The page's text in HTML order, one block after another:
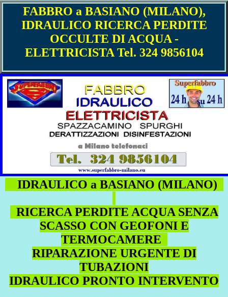
FABBRO a BASIANO (MILANO),
IDRAULICO RICERCA PERDITE
OCCULTE DI ACQUA -
ELETTRICISTA Tel. 324 9856104
IDRAULICO a BASIANO (MILANO)
RICERCA PERDITE ACQUA SENZA
SCASSO CON GEOFONI E
TERMOCAMERE
RIPARAZIONE URGENTE DI
TUBAZIONI
IDRAULICO PRONTO INTERVENTO